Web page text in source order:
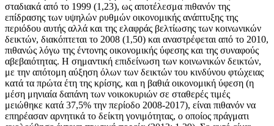
σταδιακά από το 1999 (1,23), ως αποτέλεσμα πιθανόν της
επίδρασης των υψηλών ρυθμών οικονομικής ανάπτυξης της
περιόδου αυτής αλλά και της ελαφράς βελτίωσης των κοινωνικών
δεικτών, διακόπτεται το 2008 (1,50) και αναστρέφεται από το 2010,
πιθανώς λόγω της έντονης οικονομικής ύφεσης και της συναφούς
αβεβαιότητας. Η σημαντική επιδείνωση των κοινωνικών δεικτών,
με την απότομη αύξηση όλων των δεικτών του κινδύνου φτώχειας
κατά τα πρώτα έτη της κρίσης, και η βαθιά οικονομική ύφεση (η
μέση μηνιαία δαπάνη των νοικοκυριών σε σταθερές τιμές
μειώθηκε κατά 37,5% την περίοδο 2008-2017), είναι πιθανόν να
επηρέασαν αρνητικά το δείκτη γονιμότητας, ο οποίος πράγματι